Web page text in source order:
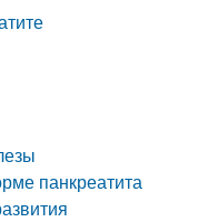
панкреатита